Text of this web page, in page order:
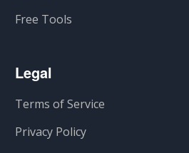
Free Tools
Legal
Terms of Service
Privacy Policy